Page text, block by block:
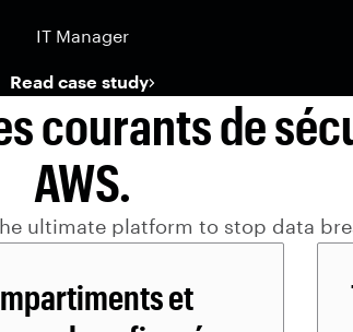
IT Manager
Read case study
courants de
AWS.
ultimate platform to stop data
et